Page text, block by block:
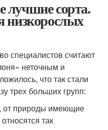
лучшие сорта.
низкорослых
специалистов считают
неточным и
что так стали
трех больших групп:
от природы имеющие
так